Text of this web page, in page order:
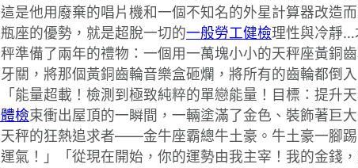
是他用廢棄的唱片機和一個不知名的外星計算器改造
座的優勢，就是超脫一切的一般勞工健檢理性與冷靜…
準備了兩年的禮物：一個用一萬塊小小的天秤座黃銅
關，將那個黃銅齒輪音樂盒砸爛，將所有的齒輪都倒
能量超載！檢測到極致純粹的單戀能量！目標：提升
檢束衝出屋頂的一瞬間，一輛塗滿了金色、裝飾著巨
秤的狂熱追求者——金牛座霸總牛土豪。牛土豪一腳
氣！」「從現在開始，你的運勢由我主宰！我的金錢